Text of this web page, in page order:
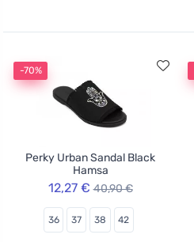
-70%
Perky Urban Sandal Black
Hamsa
12,27 € 40,90 €
36 37 38 42